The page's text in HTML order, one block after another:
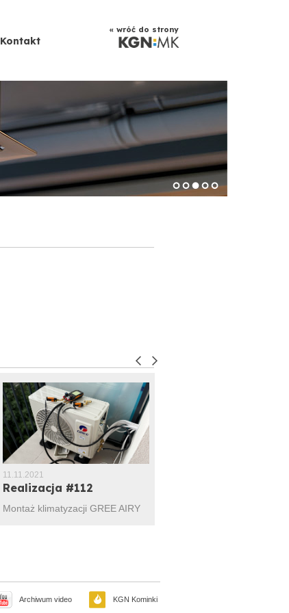
« wróć do strony
Kontakt
11.11.2021
Realizacja #112
Montaż klimatyzacji GREE AIRY
Archiwum video KGN Kominki